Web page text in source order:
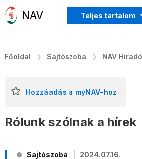
Teljes tartalom
Főoldal Sajtószoba NAV Híradó
Rólunk szólnak a hírek
Hozzáadás a myNAV-hoz
Sajtószoba 2024.07.16.